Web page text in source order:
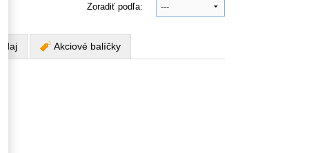
Zoradiť podľa:
Akciové balíčky